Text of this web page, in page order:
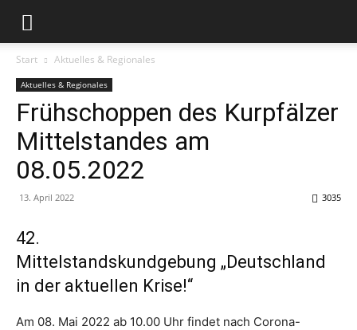
Start Aktuelles & Regionales
Aktuelles & Regionales
Frühschoppen des Kurpfälzer
Mittelstandes am
08.05.2022
13. April 2022 3035
42.
Mittelstandskundgebung „Deutschland
in der aktuellen Krise!“
Am 08. Mai 2022 ab 10.00 Uhr findet nach Corona-